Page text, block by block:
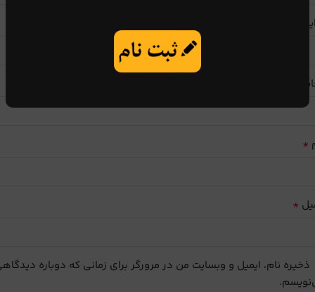
*
*
ذخیره نام، ایمیل و وبسایت من در مرورگر برای زمانی که دوباره